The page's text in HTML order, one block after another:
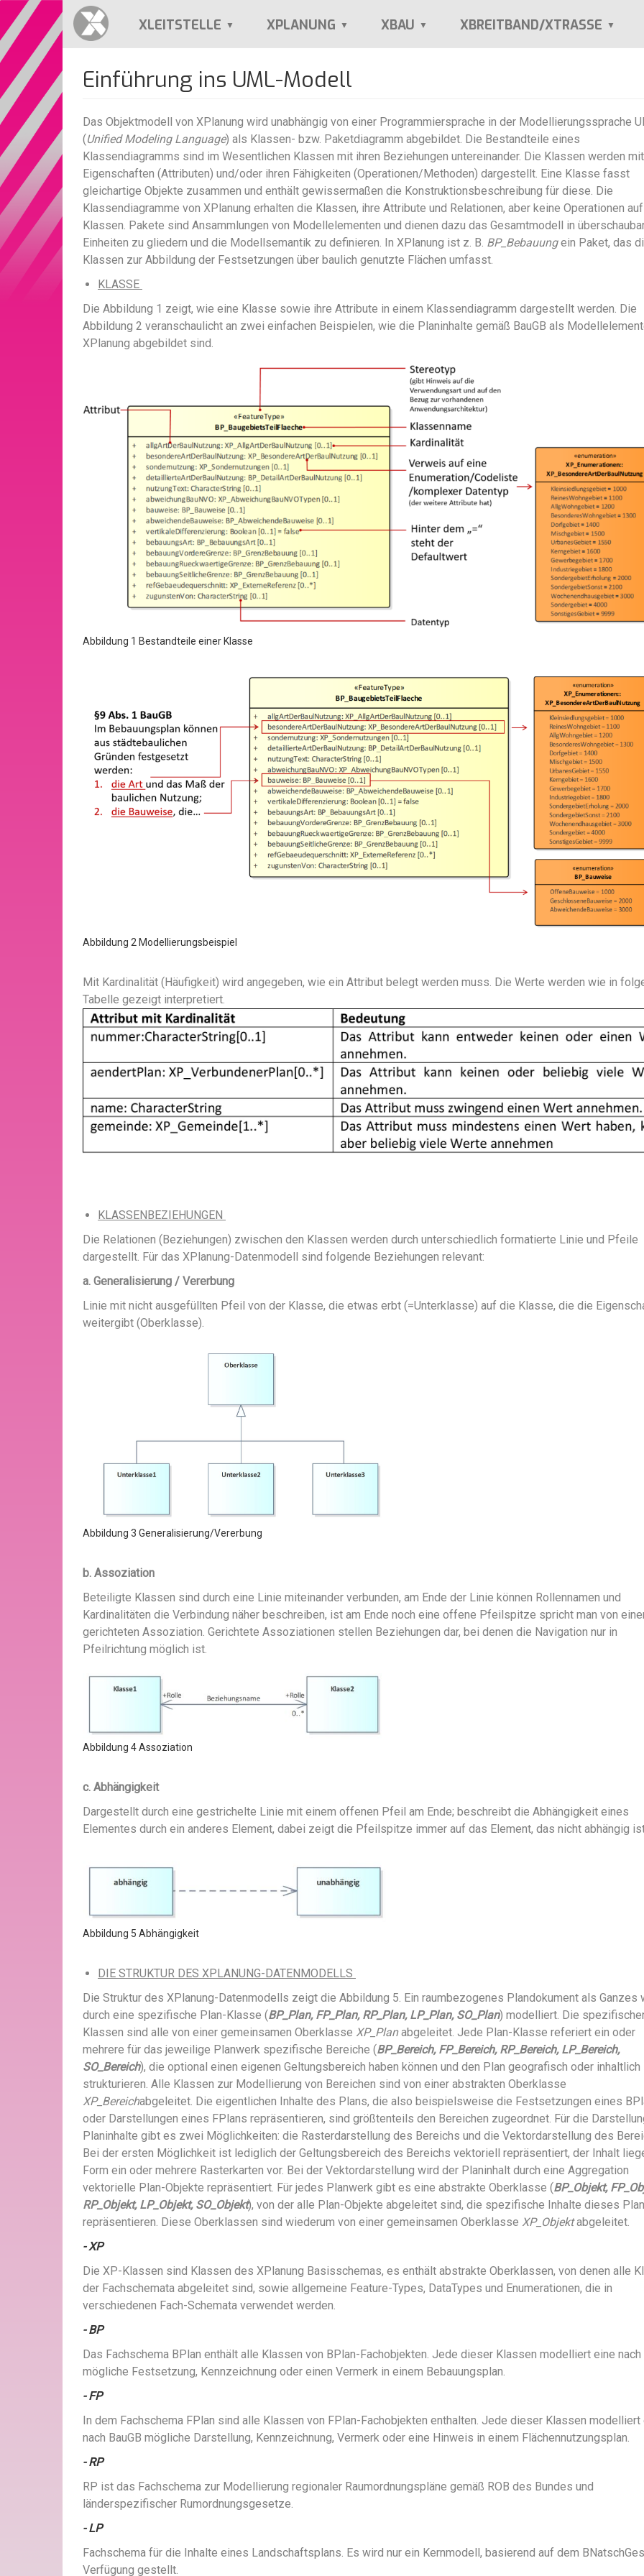
Direkt
zum
Inhalt
XLEITSTELLE XPLANUNG XBAU XBREITBAND/XTRASSE
Einführung ins UML-Modell
Das Objektmodell von XPlanung wird unabhängig von einer Programmiersprache in der Modellierungssprache
(Unified Modeling Language) als Klassen- bzw. Paketdiagramm abgebildet. Die Bestandteile eines
Klassendiagramms sind im Wesentlichen Klassen mit ihren Beziehungen untereinander. Die Klassen werden
Eigenschaften (Attributen) und/oder ihren Fähigkeiten (Operationen/Methoden) dargestellt. Eine Klasse fasst
gleichartige Objekte zusammen und enthält gewissermaßen die Konstruktionsbeschreibung für diese. Die
Klassendiagramme von XPlanung erhalten die Klassen, ihre Attribute und Relationen, aber keine Operationen
Klassen. Pakete sind Ansammlungen von Modellelementen und dienen dazu das Gesamtmodell in
Einheiten zu gliedern und die Modellsemantik zu definieren. In XPlanung ist z. B. BP_Bebauungein Paket, das
Klassen zur Abbildung der Festsetzungen über baulich genutzte Flächen umfasst.
KLASSE
Die Abbildung 1 zeigt, wie eine Klasse sowie ihre Attribute in einem Klassendiagramm dargestellt werden. Die
Abbildung 2 veranschaulicht an zwei einfachen Beispielen, wie die Planinhalte gemäß BauGB als
XPlanung abgebildet sind.
Abbildung 1 Bestandteile einer Klasse
Abbildung 2 Modellierungsbeispiel
Mit Kardinalität (Häufigkeit) wird angegeben, wie ein Attribut belegt werden muss. Die Werte werden wie in
Tabelle gezeigt interpretiert.
BILD
KLASSENBEZIEHUNGEN
Die Relationen (Beziehungen) zwischen den Klassen werden durch unterschiedlich formatierte Linie und Pfeile
dargestellt. Für das XPlanung-Datenmodell sind folgende Beziehungen relevant:
a. Generalisierung / Vererbung
Linie mit nicht ausgefüllten Pfeil von der Klasse, die etwas erbt (=Unterklasse) auf die Klasse, die die
weitergibt (Oberklasse).
Abbildung 3 Generalisierung/Vererbung
b. Assoziation
Beteiligte Klassen sind durch eine Linie miteinander verbunden, am Ende der Linie können Rollennamen und
Kardinalitäten die Verbindung näher beschreiben, ist am Ende noch eine offene Pfeilspitze spricht man von
gerichteten Assoziation. Gerichtete Assoziationen stellen Beziehungen dar, bei denen die Navigation nur in
Pfeilrichtung möglich ist.
Abbildung 4 Assoziation
c. Abhängigkeit
Dargestellt durch eine gestrichelte Linie mit einem offenen Pfeil am Ende; beschreibt die Abhängigkeit eines
Elementes durch ein anderes Element, dabei zeigt die Pfeilspitze immer auf das Element, das nicht abhängig
Abbildung 5 Abhängigkeit
DIE STRUKTUR DES XPLANUNG-DATENMODELLS
Die Struktur des XPlanung-Datenmodells zeigt die Abbildung 5. Ein raumbezogenes Plandokument als Ganzes
durch eine spezifische Plan-Klasse (BP_Plan, FP_Plan, RP_Plan, LP_Plan, SO_Plan) modelliert. Die
Klassen sind alle von einer gemeinsamen Oberklasse XP_Planabgeleitet. Jede Plan-Klasse referiert ein oder
mehrere für das jeweilige Planwerk spezifische Bereiche (BP_Bereich, FP_Bereich, RP_Bereich, LP_Bereich,
SO_Bereich), die optional einen eigenen Geltungsbereich haben können und den Plan geografisch oder inhaltlich
strukturieren. Alle Klassen zur Modellierung von Bereichen sind von einer abstrakten Oberklasse
XP_Bereichabgeleitet. Die eigentlichen Inhalte des Plans, die also beispielsweise die Festsetzungen eines
oder Darstellungen eines FPlans repräsentieren, sind größtenteils den Bereichen zugeordnet. Für die
Planinhalte gibt es zwei Möglichkeiten: die Rasterdarstellung des Bereichs und die Vektordarstellung des
Bei der ersten Möglichkeit ist lediglich der Geltungsbereich des Bereichs vektoriell repräsentiert, der Inhalt
Form ein oder mehrere Rasterkarten vor. Bei der Vektordarstellung wird der Planinhalt durch eine Aggregation
vektorielle Plan-Objekte repräsentiert. Für jedes Planwerk gibt es eine abstrakte Oberklasse (BP_Objekt,
RP_Objekt, LP_Objekt, SO_Objekt), von der alle Plan-Objekte abgeleitet sind, die spezifische Inhalte dieses
repräsentieren. Diese Oberklassen sind wiederum von einer gemeinsamen Oberklasse XP_Objektabgeleitet.
- XP
Die XP-Klassen sind Klassen des XPlanung Basisschemas, es enthält abstrakte Oberklassen, von denen alle
der Fachschemata abgeleitet sind, sowie allgemeine Feature-Types, DataTypes und Enumerationen, die in
verschiedenen Fach-Schemata verwendet werden.
- BP
Das Fachschema BPlan enthält alle Klassen von BPlan-Fachobjekten. Jede dieser Klassen modelliert eine nach
mögliche Festsetzung, Kennzeichnung oder einen Vermerk in einem Bebauungsplan.
- FP
In dem Fachschema FPlan sind alle Klassen von FPlan-Fachobjekten enthalten. Jede dieser Klassen modelliert
nach BauGB mögliche Darstellung, Kennzeichnung, Vermerk oder eine Hinweis in einem Flächennutzungsplan.
- RP
RP ist das Fachschema zur Modellierung regionaler Raumordnungspläne gemäß ROB des Bundes und
länderspezifischer Rumordnungsgesetze.
- LP
Fachschema für die Inhalte eines Landschaftsplans. Es wird nur ein Kernmodell, basierend auf dem
Verfügung gestellt.